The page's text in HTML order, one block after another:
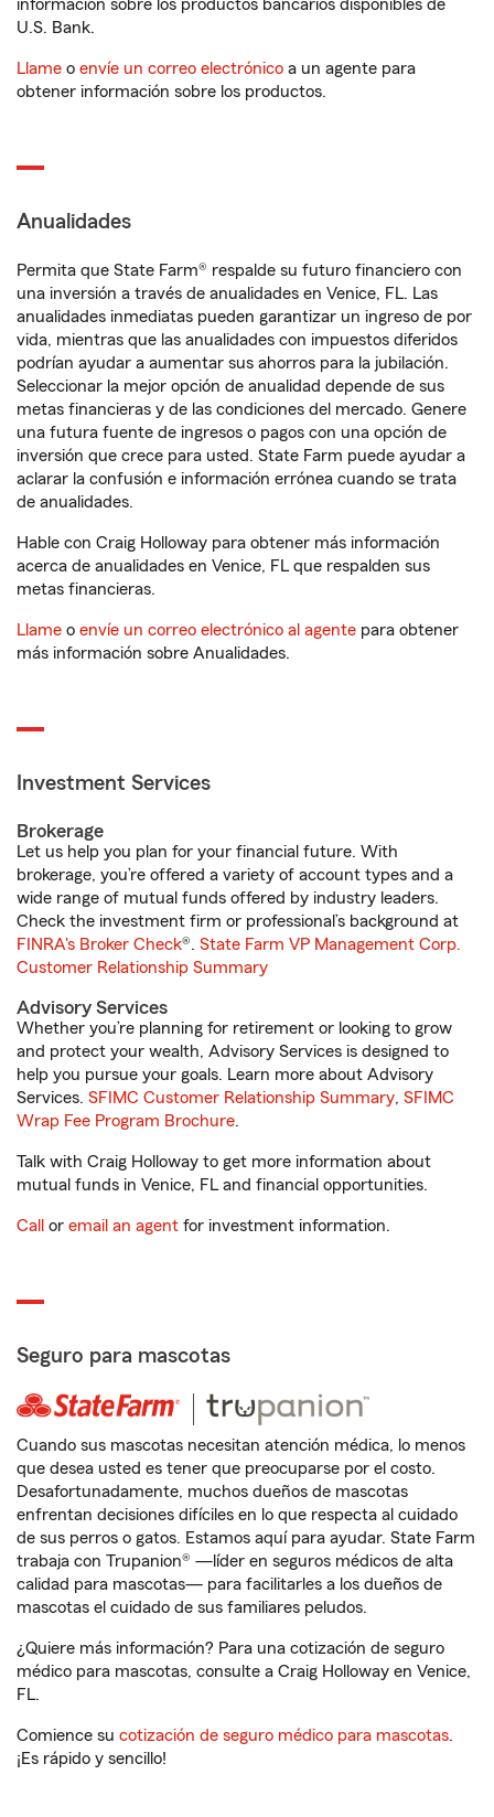
información sobre los productos bancarios disponibles de
U.S. Bank.
Llame o envíe un correo electrónico a un agente para
obtener información sobre los productos.
Anualidades
Permita que State Farm® respalde su futuro financiero con
una inversión a través de anualidades en Venice, FL. Las
anualidades inmediatas pueden garantizar un ingreso de por
vida, mientras que las anualidades con impuestos diferidos
podrían ayudar a aumentar sus ahorros para la jubilación.
Seleccionar la mejor opción de anualidad depende de sus
metas financieras y de las condiciones del mercado. Genere
una futura fuente de ingresos o pagos con una opción de
inversión que crece para usted. State Farm puede ayudar a
aclarar la confusión e información errónea cuando se trata
de anualidades.
Hable con Craig Holloway para obtener más información
acerca de anualidades en Venice, FL que respalden sus
metas financieras.
Llame o envíe un correo electrónico al agente para obtener
más información sobre Anualidades.
Investment Services
Brokerage
Let us help you plan for your financial future. With
brokerage, you’re offered a variety of account types and a
wide range of mutual funds offered by industry leaders.
Check the investment firm or professional’s background at
FINRA's Broker Check®. State Farm VP Management Corp.
Customer Relationship Summary
Advisory Services
Whether you’re planning for retirement or looking to grow
and protect your wealth, Advisory Services is designed to
help you pursue your goals. Learn more about Advisory
Services. SFIMC Customer Relationship Summary, SFIMC
Wrap Fee Program Brochure.
Talk with Craig Holloway to get more information about
mutual funds in Venice, FL and financial opportunities.
Call or email an agent for investment information.
Seguro para mascotas
Cuando sus mascotas necesitan atención médica, lo menos
que desea usted es tener que preocuparse por el costo.
Desafortunadamente, muchos dueños de mascotas
enfrentan decisiones difíciles en lo que respecta al cuidado
de sus perros o gatos. Estamos aquí para ayudar. State Farm
trabaja con Trupanion® —líder en seguros médicos de alta
calidad para mascotas— para facilitarles a los dueños de
mascotas el cuidado de sus familiares peludos.
¿Quiere más información? Para una cotización de seguro
médico para mascotas, consulte a Craig Holloway en Venice,
FL.
Comience su cotización de seguro médico para mascotas.
¡Es rápido y sencillo!